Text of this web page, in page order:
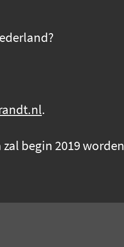
.
begin 2019 worden